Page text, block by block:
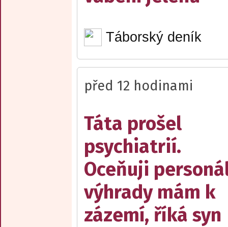
Táborský deník
před 12 hodinami
Táta prošel
psychiatrií.
Oceňuji
výhrady mám k
zázemí, říká syn